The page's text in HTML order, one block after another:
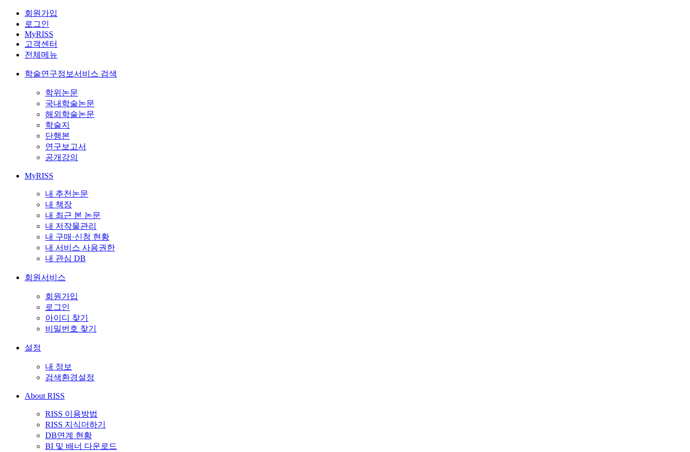
회원가입
로그인
MyRISS
고객센터
전체메뉴
학술연구정보서비스 검색
학위논문
국내학술논문
해외학술논문
학술지
단행본
연구보고서
공개강의
MyRISS
내 추천논문
내 책장
내 최근 본 논문
내 저작물관리
내 구매·신청 현황
내 서비스 사용권한
내 관심 DB
회원서비스
회원가입
로그인
아이디 찾기
비밀번호 찾기
설정
내 정보
검색환경설정
About RISS
RISS 이용방법
RISS 지식더하기
DB연계 현황
BI 및 배너 다운로드